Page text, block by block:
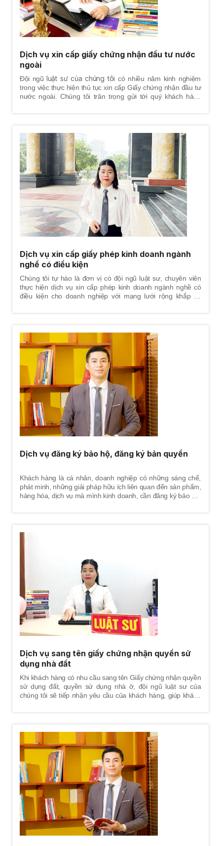
Dịch vụ xin cấp giấy chứng nhận đầu tư nước
ngoài
Đội ngũ luật sư của chúng tôi có nhiều năm kinh nghiệm
trong việc thực hiện thủ tục xin cấp Giấy chứng nhận đầu tư
nước ngoài. Chúng tôi trân trọng gửi tới quý khách hàng
Dịch vụ xin cấp giấy phép kinh doanh ngành
nghề có điều kiện
Chúng tôi tự hào là đơn vị có đội ngũ luật sư, chuyên viên
thực hiện dịch vụ xin cấp phép kinh doanh ngành nghề có
điều kiện cho doanh nghiệp với mạng lưới rộng khắp cả
Dịch vụ đăng ký bảo hộ, đăng ký bản quyền
Khách hàng là cá nhân, doanh nghiệp có những sáng chế,
phát minh, những giải pháp hữu ích liên quan đến sản phẩm,
hàng hóa, dịch vụ mà mình kinh doanh, cần đăng ký bảo hộ,
Dịch vụ sang tên giấy chứng nhận quyền sử
dụng nhà đất
Khi khách hàng có nhu cầu sang tên Giấy chứng nhận quyền
sử dụng đất, quyền sử dụng nhà ở, đội ngũ luật sư của
chúng tôi sẽ tiếp nhận yêu cầu của khách hàng, giúp khách
quyền sử dụng đất, quyền sử dụng nhà ở cho khách hàng